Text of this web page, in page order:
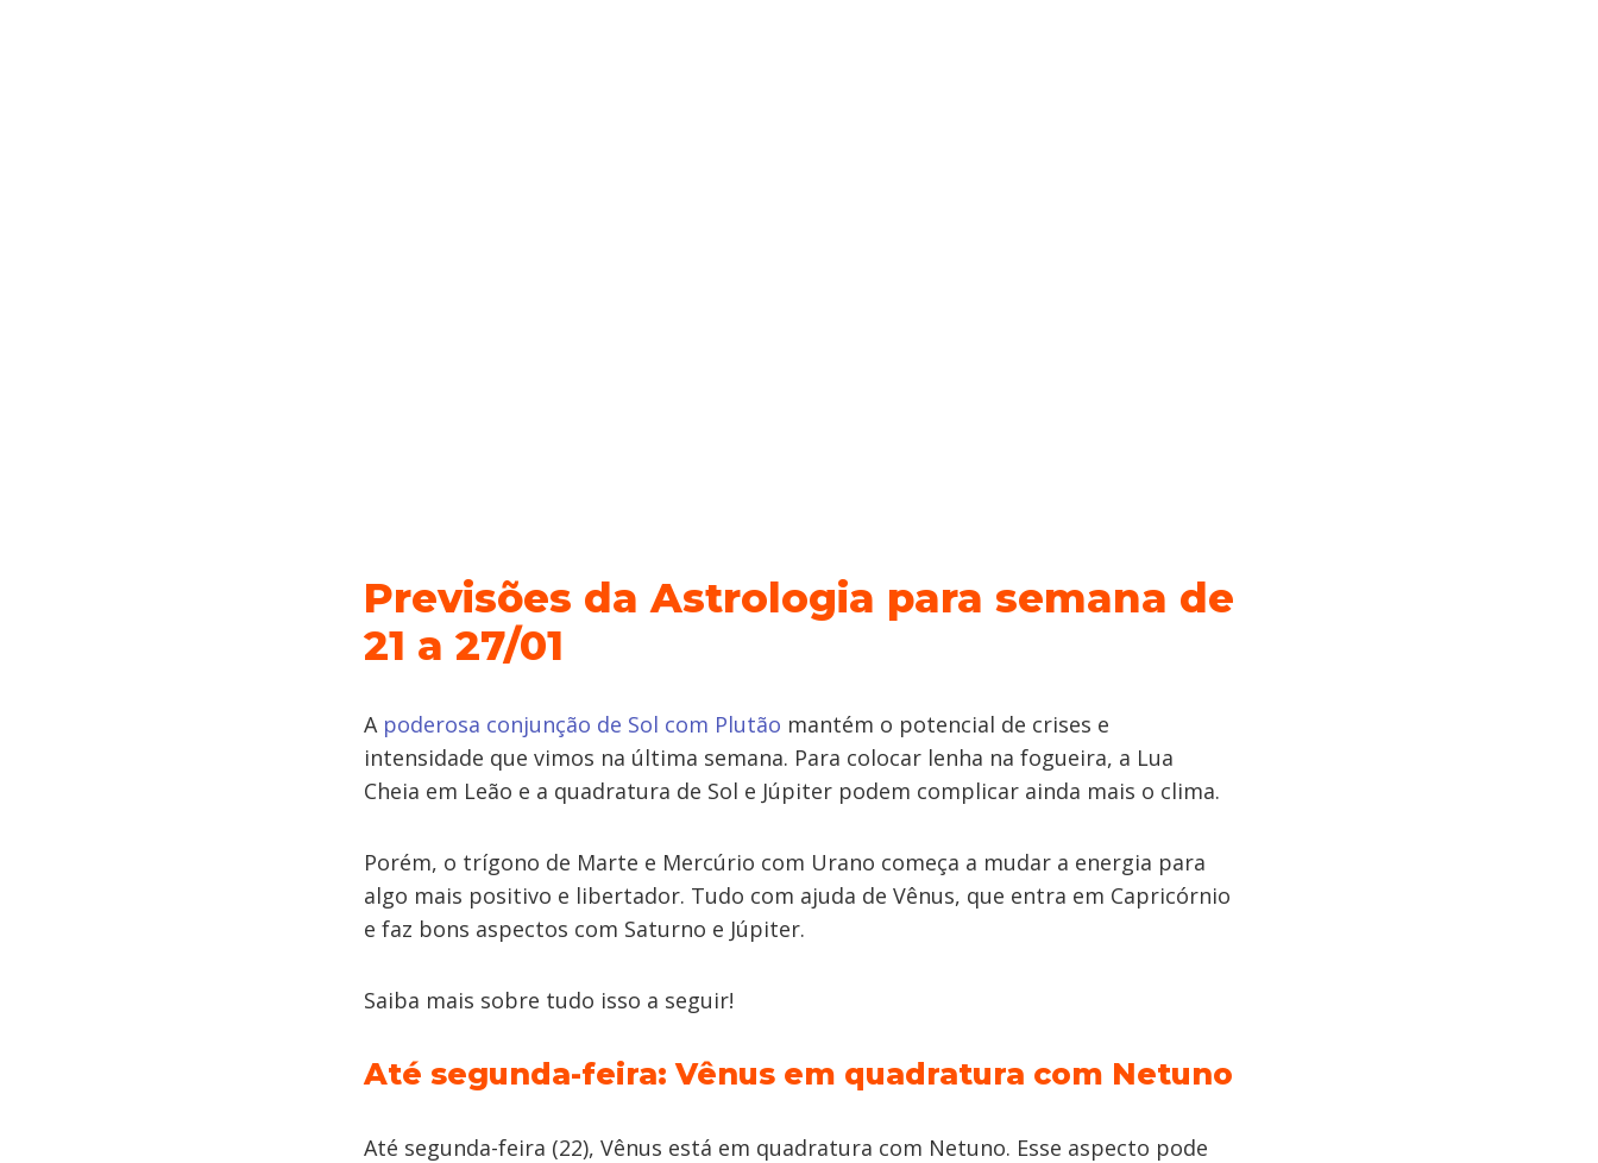
Previsões da Astrologia para semana de
21 a 27/01
A poderosa conjunção de Sol com Plutão mantém o potencial de crises e
intensidade que vimos na última semana. Para colocar lenha na fogueira, a Lua
Cheia em Leão e a quadratura de Sol e Júpiter podem complicar ainda mais o clima.
Porém, o trígono de Marte e Mercúrio com Urano começa a mudar a energia para
algo mais positivo e libertador. Tudo com ajuda de Vênus, que entra em Capricórnio
e faz bons aspectos com Saturno e Júpiter.
Saiba mais sobre tudo isso a seguir!
Até segunda-feira: Vênus em quadratura com Netuno
Até segunda-feira (22), Vênus está em quadratura com Netuno. Esse aspecto pode